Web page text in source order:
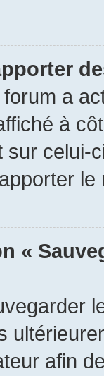
forum a
à
sur
le
«
afin